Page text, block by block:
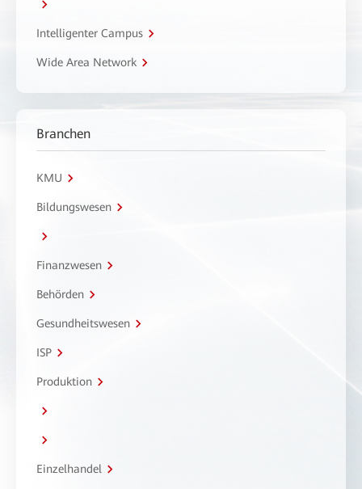
Intelligenter Campus
Wide Area Network
Branchen
KMU
Bildungswesen
Finanzwesen
Behörden
Gesundheitswesen
ISP
Produktion
Einzelhandel